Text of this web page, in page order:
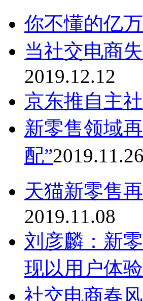
你不懂的亿
当社交电商
2019.12.12
京东推自主
新零售领域
配”2019.11.26
天猫新零售
2019.11.08
刘彦麟：新
现以用户体
社交电商春